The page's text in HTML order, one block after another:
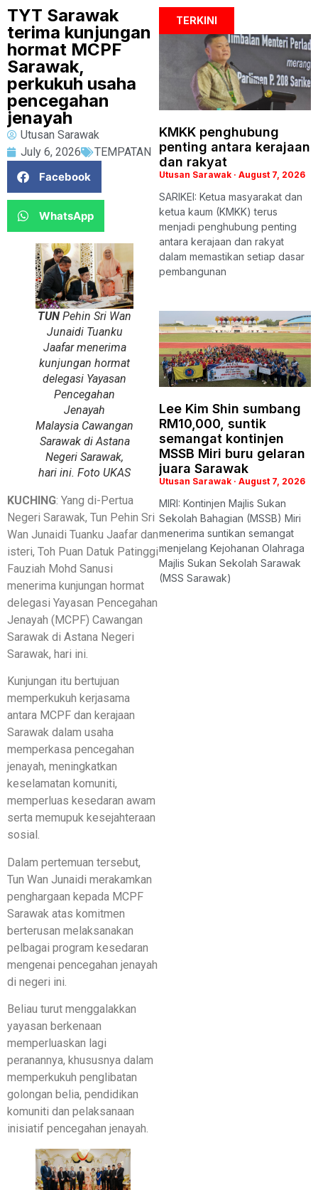
TYT Sarawak
terima kunjungan
hormat MCPF
Sarawak,
perkukuh usaha
pencegahan
jenayah
Utusan Sarawak
July 6, 2026
TEMPATAN
Facebook
WhatsApp
TUN Pehin Sri Wan
Junaidi Tuanku
Jaafar menerima
kunjungan hormat
delegasi Yayasan
Pencegahan
Jenayah
Malaysia Cawangan
Sarawak di Astana
Negeri Sarawak,
hari ini. Foto UKAS
KUCHING: Yang di-Pertua
Negeri Sarawak, Tun Pehin Sri
Wan Junaidi Tuanku Jaafar dan
isteri, Toh Puan Datuk Patinggi
Fauziah Mohd Sanusi
menerima kunjungan hormat
delegasi Yayasan Pencegahan
Jenayah (MCPF) Cawangan
Sarawak di Astana Negeri
Sarawak, hari ini.
Kunjungan itu bertujuan
memperkukuh kerjasama
antara MCPF dan kerajaan
Sarawak dalam usaha
memperkasa pencegahan
jenayah, meningkatkan
keselamatan komuniti,
memperluas kesedaran awam
serta memupuk kesejahteraan
sosial.
Dalam pertemuan tersebut,
Tun Wan Junaidi merakamkan
penghargaan kepada MCPF
Sarawak atas komitmen
berterusan melaksanakan
pelbagai program kesedaran
mengenai pencegahan jenayah
di negeri ini.
Beliau turut menggalakkan
yayasan berkenaan
memperluaskan lagi
peranannya, khususnya dalam
memperkukuh penglibatan
golongan belia, pendidikan
komuniti dan pelaksanaan
inisiatif pencegahan jenayah.
TERKINI
KMKK penghubung
penting antara kerajaan
dan rakyat
Utusan Sarawak August 7, 2026
SARIKEI: Ketua masyarakat dan
ketua kaum (KMKK) terus
menjadi penghubung penting
antara kerajaan dan rakyat
dalam memastikan setiap dasar
pembangunan
Lee Kim Shin sumbang
RM10,000, suntik
semangat kontinjen
MSSB Miri buru gelaran
juara Sarawak
Utusan Sarawak August 7, 2026
MIRI: Kontinjen Majlis Sukan
Sekolah Bahagian (MSSB) Miri
menerima suntikan semangat
menjelang Kejohanan Olahraga
Majlis Sukan Sekolah Sarawak
(MSS Sarawak)